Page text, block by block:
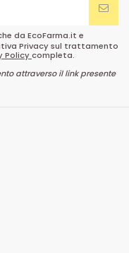
da EcoFarma.it e
Privacy sul trattamento
Policycompleta.
attraverso il link presente